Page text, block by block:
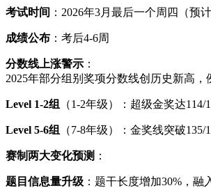
​考试时间​ ：2026年3月最后一个周四（预计
​成绩公布​ ​：考后4-6周
​分数线上涨警示​ ​：
2025年部分组别奖项分数线创历史新高，
​Level 1-2组​ （1-2年级）：超级金奖达114/
​Level 5-6组​ （7-8年级）：金奖线突破
​赛制两大变化预测​ ​：
​题目信息量升级​ ：题干长度增加30%，